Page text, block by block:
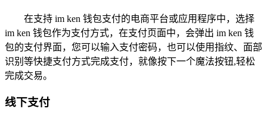
在支持 im ken 钱包支付的电商平台或应用程序中，选择
im ken 钱包作为支付方式，在支付页面中，会弹出 im ken 钱
包的支付界面，您可以输入支付密码，也可以使用指纹、面部
识别等快捷支付方式完成支付，就像按下一个魔法按钮,轻松
完成交易。
线下支付